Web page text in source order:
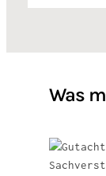
Was